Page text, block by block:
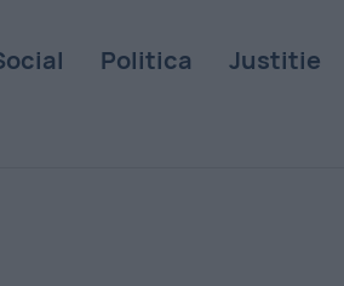
Politica Justitie